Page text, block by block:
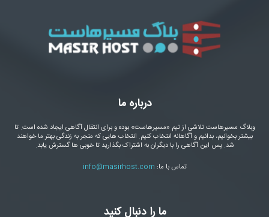
درباره ما
وبلاگ مسیرهاست تلاشی از تیم «مسیرهاست» بوده و برای انتقال آگاهی ایجاد شده است. تا
بیشتر بخوانیم، بدانیم و آگاهانه انتخاب کنیم. انتخاب هایی که منجر به زندگی بهتر ما خواهند
شد. پس این آگاهی را با دیگران به اشتراک بگذارید تا خوبی ها گسترش یابد.
تماس با ما: info@masirhost.com
ما را دنبال کنید